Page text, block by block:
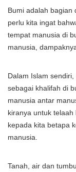
Bumi adalah bagian
perlu kita ingat
tempat manusia di
manusia,
Dalam Islam
sebagai khalifah di
manusia antar
kiranya untuk
kepada kita betapa
manusia.
Tanah, air dan